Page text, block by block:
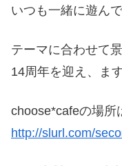
いつも一緒に遊ん
テーマに合わせて
14周年を迎え、ま
choose*cafeの場所
http://slurl.com/